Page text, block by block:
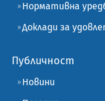
Нормативна
Доклади за
Публичност
Новини